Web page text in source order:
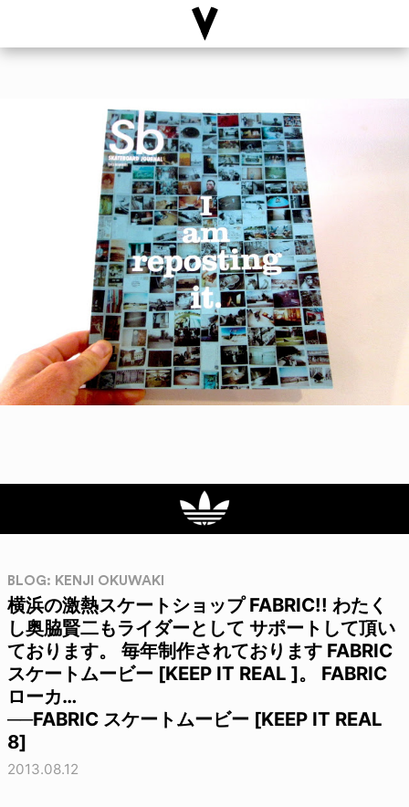
BLOG: KENJI OKUWAKI
横浜の激熱スケートショップ FABRIC!! わたく
し奥脇賢二もライダーとして サポートして頂い
ております。 毎年制作されております FABRIC
スケートムービー [KEEP IT REAL ]。 FABRIC
ローカ…
──FABRIC スケートムービー [KEEP IT REAL
8]
2013.08.12